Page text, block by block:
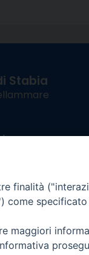
Stabia
finalità
come specificato
maggiori